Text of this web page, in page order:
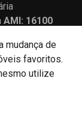
mudança de
favoritos.
utilize
AMI: 16100
de Privacidade